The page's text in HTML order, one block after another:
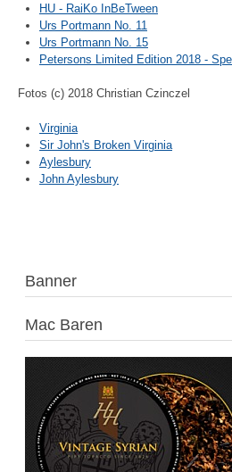
HU - RaiKo InBeTween
Urs Portmann No. 11
Urs Portmann No. 15
Petersons Limited Edition 2018 -
Fotos (c) 2018 Christian Czinczel
Virginia
Sir John's Broken Virginia
Aylesbury
John Aylesbury
Banner
Mac Baren